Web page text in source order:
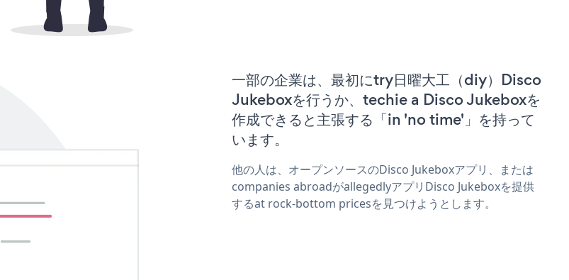
一部の企業は、最初にtry日曜大工（diy）Disco
Jukeboxを行うか、techie a Disco Jukeboxを
作成できると主張する「in 'no time'」を持って
います。
他の人は、オープンソースのDisco Jukeboxアプリ、または
companies abroadがallegedlyアプリDisco Jukeboxを提供
するat rock-bottom pricesを見つけようとします。